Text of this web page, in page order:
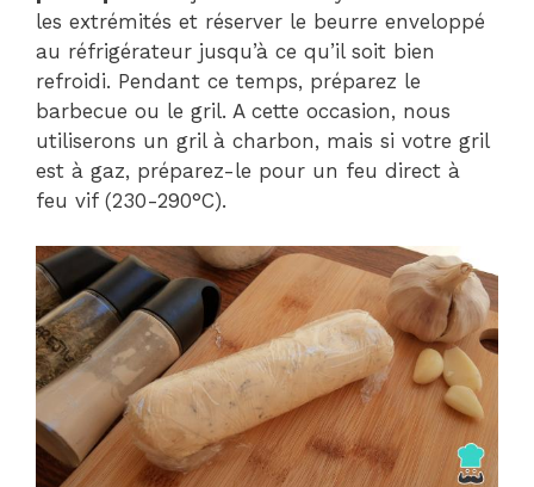
les extrémités et réserver le beurre enveloppé
au réfrigérateur jusqu’à ce qu’il soit bien
refroidi. Pendant ce temps, préparez le
barbecue ou le gril. A cette occasion, nous
utiliserons un gril à charbon, mais si votre gril
est à gaz, préparez-le pour un feu direct à
feu vif (230-290°C).